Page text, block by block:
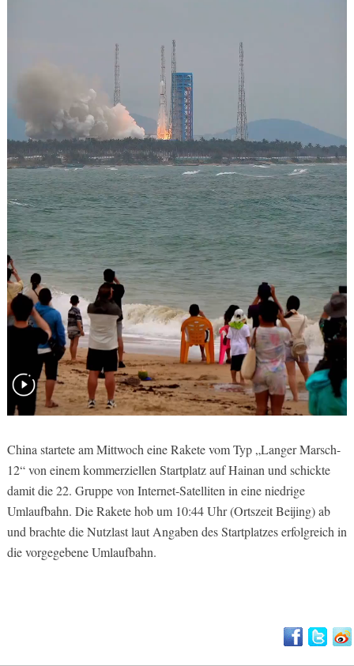
China startete am Mittwoch eine Rakete vom Typ „Langer Marsch-
12“ von einem kommerziellen Startplatz auf Hainan und schickte
damit die 22. Gruppe von Internet-Satelliten in eine niedrige
Umlaufbahn. Die Rakete hob um 10:44 Uhr (Ortszeit Beijing) ab
und brachte die Nutzlast laut Angaben des Startplatzes erfolgreich in
die vorgegebene Umlaufbahn.